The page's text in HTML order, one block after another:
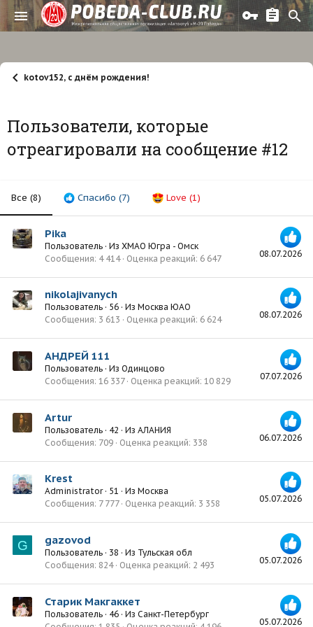
kotov152, с днём рождения!
Пользователи, которые
отреагировали на сообщение #12
Все (8) Спасибо (7) Love (1)
08.07.2026
Pika
Пользователь · Из ХМАО Югра - Омск
Сообщения 4 414 Оценка реакций 6 647
08.07.2026
nikolajivanych
Пользователь · 56 · Из Москва ЮАО
Сообщения 3 613 Оценка реакций 6 624
07.07.2026
АНДРЕЙ 111
Пользователь · Из Одинцово
Сообщения 16 337 Оценка реакций 10 829
06.07.2026
Artur
Пользователь · 42 · Из АЛАНИЯ
Сообщения 709 Оценка реакций 338
05.07.2026
Krest
Administrator · 51 · Из Москва
Сообщения 7 777 Оценка реакций 3 358
G
05.07.2026
gazovod
Пользователь · 38 · Из Тульская обл
Сообщения 824 Оценка реакций 2 493
05.07.2026
Старик Макгаккет
Пользователь · 46 · Из Санкт-Петербург